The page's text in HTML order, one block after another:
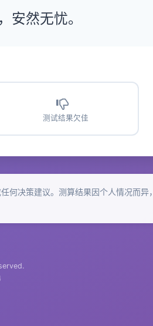
安然无忧。
测试结果欠佳
何决策建议。测算结果因个人情况而异，